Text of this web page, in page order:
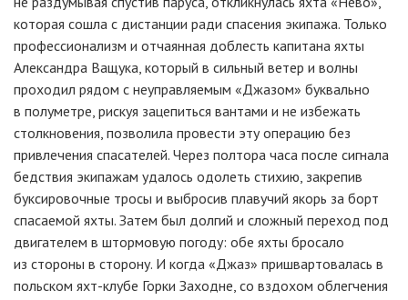
которая сошла с дистанции ради спасения экипажа. Только
профессионализм и отчаянная доблесть капитана яхты
Александра Ващука, который в сильный ветер и волны
проходил рядом с неуправляемым «Джазом» буквально
в полуметре, рискуя зацепиться вантами и не избежать
столкновения, позволила провести эту операцию без
привлечения спасателей. Через полтора часа после сигнала
бедствия экипажам удалось одолеть стихию, закрепив
буксировочные тросы и выбросив плавучий якорь за борт
спасаемой яхты. Затем был долгий и сложный переход под
двигателем в штормовую погоду: обе яхты бросало
из стороны в сторону. И когда «Джаз» пришвартовалась в
польском яхт-клубе Горки Заходне, со вздохом облегчения